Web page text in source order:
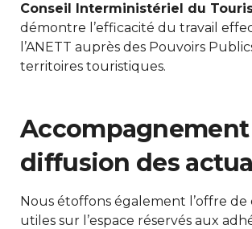
Conseil Interministériel du
démontre l’efficacité du travail
l’ANETT auprès des Pouvoirs
territoires touristiques.
diffusion des
Nous étoffons également l’offre
utiles sur l’espace réservés aux